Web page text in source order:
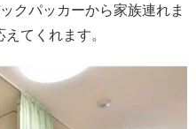
クパッカーから家族連れま
てくれます。